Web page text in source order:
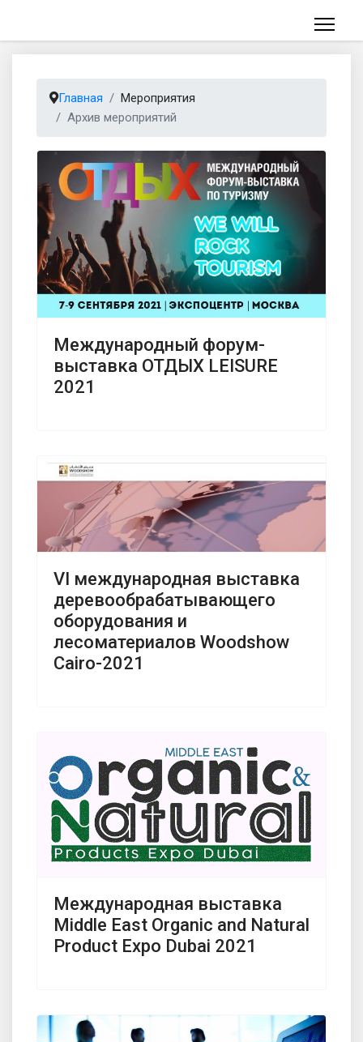
Главная
Мероприятия
Архив мероприятий
Международный форум-
выставка ОТДЫХ LEISURE
2021
VI международная выставка
деревообрабатывающего
оборудования и
лесоматериалов Woodshow
Cairo-2021
Международная выставка
Middle East Organic and Natural
Product Expo Dubai 2021